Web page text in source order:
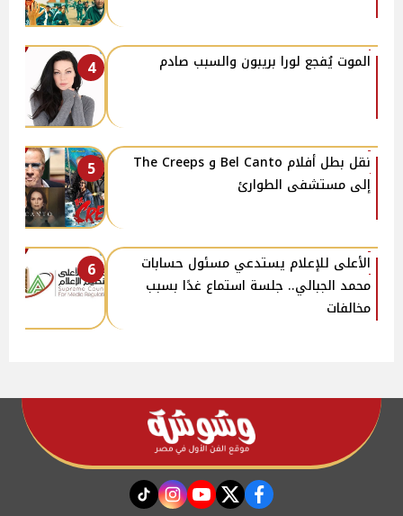
4 الموت يُفجع لورا بريبون والسبب صادم
5
نقل بطل أفلام Bel Canto و The Creeps
إلى مستشفى الطوارئ
6
الأعلى للإعلام يستدعي مسئول حسابات
محمد الجبالي.. جلسة استماع غدًا بسبب
مخالفات
facebook
twitter
youtube
instagram
tiktok